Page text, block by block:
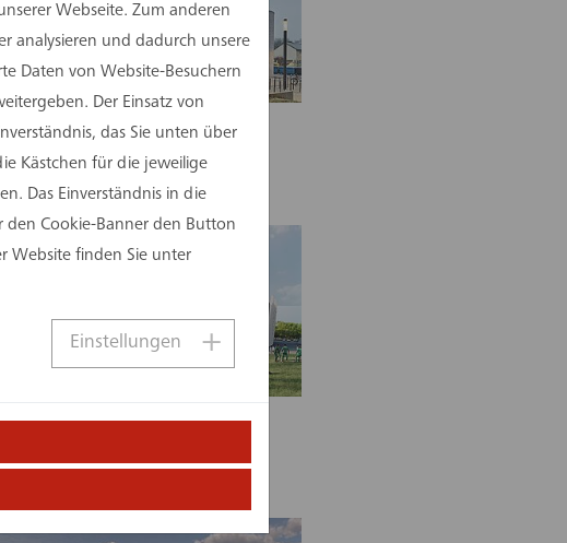
in Lünen
Webseite. Zum anderen
analysieren und dadurch unsere
Daten von Website-Besuchern
Der Einsatz von
das Sie unten über
Kästchen für die jeweilige
Das Einverständnis in die
den Cookie-Banner den Button
Website finden Sie unter
Einstellungen